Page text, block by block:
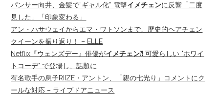
パンサー向井、金髪で“ギャル化” 電撃イメチェンに反響「二度
見した」「印象変わる」
アン・ハサウェイからエマ・ワトソンまで、歴史的ヘアチェン
クイーンを振り返り！ – ELLE
Netflix『ウェンズデー』俳優がイメチェン⁈ 可愛らしい "ホワイ
トコーデ" で登場し、話題に
有名歌手の息子RIIZE・アントン、「親の七光り」コメントにク
ールな対応 – ライブドアニュース